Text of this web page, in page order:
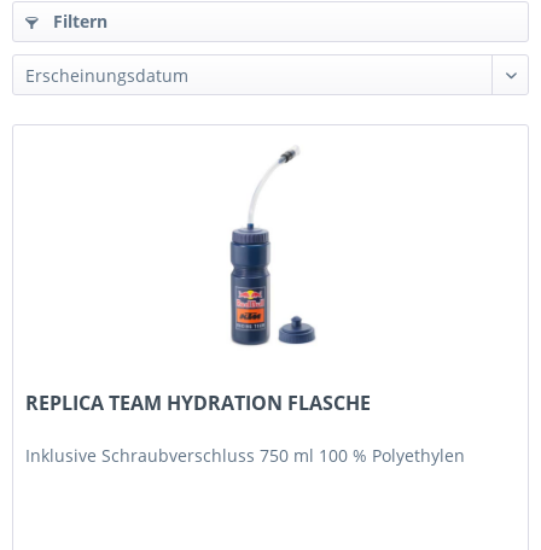
Filtern
REPLICA TEAM HYDRATION FLASCHE
Inklusive Schraubverschluss 750 ml 100 % Polyethylen